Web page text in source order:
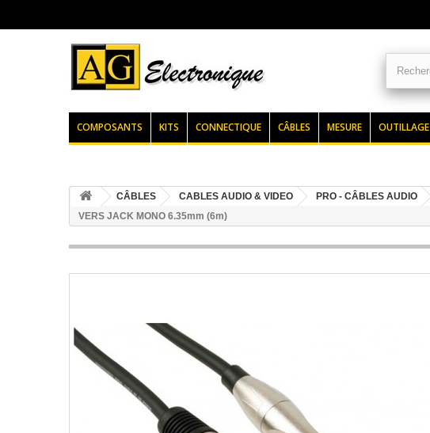
COMPOSANTS KITS CONNECTIQUE CÂBLES MESURE OUTILLAGE
CÂBLES CABLES AUDIO & VIDEO PRO - CÂBLES AUDIO
VERS JACK MONO 6.35mm (6m)